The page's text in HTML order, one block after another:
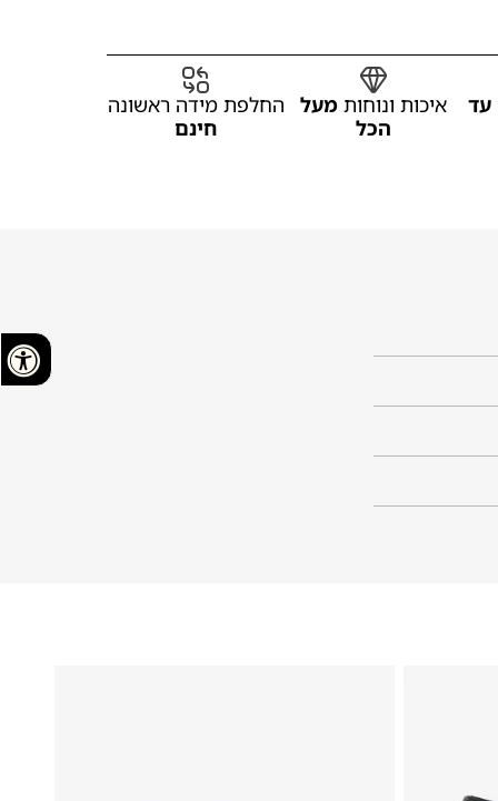
עד איכות ונוחות מעל
הכל
החלפת מידה ראשונה
חינם